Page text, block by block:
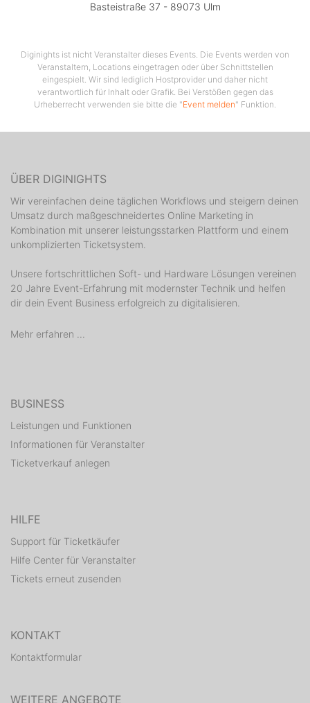
Basteistraße 37 - 89073 Ulm
Diginights ist nicht Veranstalter dieses Events. Die Events werden von
Veranstaltern, Locations eingetragen oder über Schnittstellen
eingespielt. Wir sind lediglich Hostprovider und daher nicht
verantwortlich für Inhalt oder Grafik. Bei Verstößen gegen das
Urheberrecht verwenden sie bitte die "Event melden" Funktion.
ÜBER DIGINIGHTS
Wir vereinfachen deine täglichen Workflows und steigern deinen
Umsatz durch maßgeschneidertes Online Marketing in
Kombination mit unserer leistungsstarken Plattform und einem
unkomplizierten Ticketsystem.
Unsere fortschrittlichen Soft- und Hardware Lösungen vereinen
20 Jahre Event-Erfahrung mit modernster Technik und helfen
dir dein Event Business erfolgreich zu digitalisieren.
Mehr erfahren ...
BUSINESS
Leistungen und Funktionen
Informationen für Veranstalter
Ticketverkauf anlegen
HILFE
Support für Ticketkäufer
Hilfe Center für Veranstalter
Tickets erneut zusenden
KONTAKT
Kontaktformular
WEITERE ANGEBOTE